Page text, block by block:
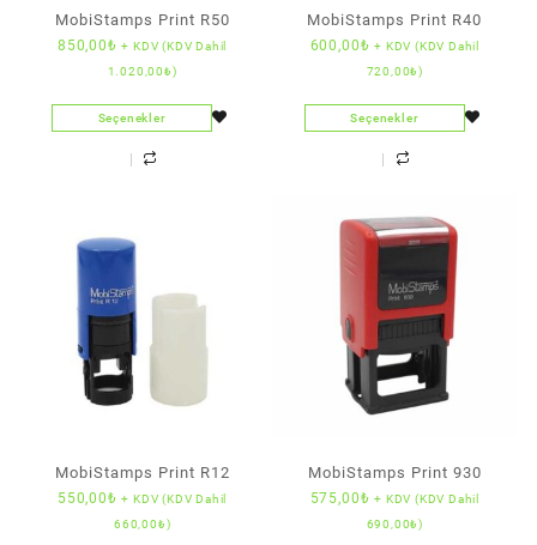
MobiStamps Print R50
850,00₺ + KDV (KDV Dahil
1.020,00₺ )
Seçenekler
MobiStamps Print R40
600,00₺ + KDV (KDV Dahil
720,00₺ )
Seçenekler
MobiStamps Print R12
550,00₺ + KDV (KDV Dahil
660,00₺)
MobiStamps Print 930
575,00₺ + KDV (KDV Dahil
690,00₺)